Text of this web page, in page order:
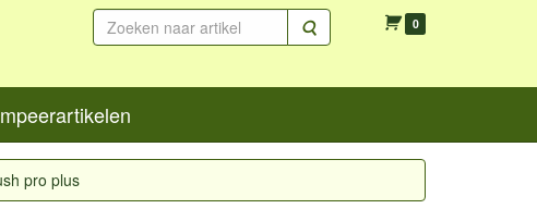
Zoeken 0
pro plus